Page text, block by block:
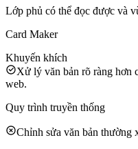
Lớp phủ có thể đọc được và
Card Maker
Khuyến khích
Xử lý văn bản rõ ràng hơn
web.
Quy trình truyền thống
Chỉnh sửa văn bản thường